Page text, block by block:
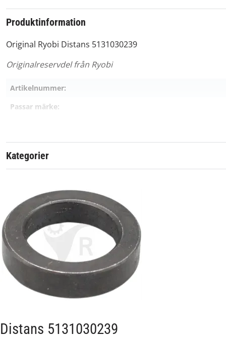
Produktinformation
Original Ryobi Distans 5131030239
Originalreservdel från Ryobi
Artikelnummer:
Passar märke:
Kategorier
Distans 5131030239